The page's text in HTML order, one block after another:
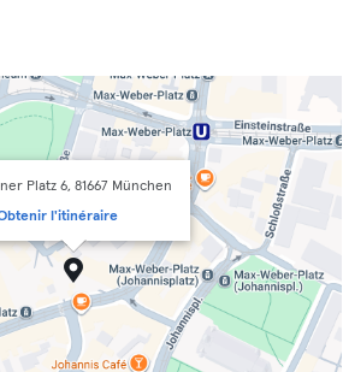
Platz 6, 81667 München
l'itinéraire